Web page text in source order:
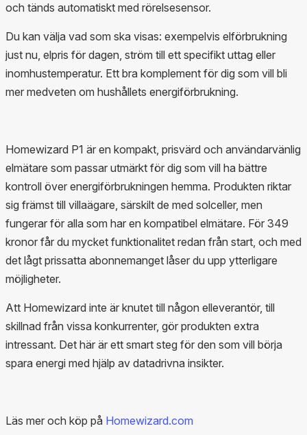
och tänds automatiskt med rörelsesensor.
Du kan välja vad som ska visas: exempelvis elförbrukning
just nu, elpris för dagen, ström till ett specifikt uttag eller
inomhustemperatur. Ett bra komplement för dig som vill bli
mer medveten om hushållets energiförbrukning.
Homewizard P1 är en kompakt, prisvärd och användarvänlig
elmätare som passar utmärkt för dig som vill ha bättre
kontroll över energiförbrukningen hemma. Produkten riktar
sig främst till villaägare, särskilt de med solceller, men
fungerar för alla som har en kompatibel elmätare. För 349
kronor får du mycket funktionalitet redan från start, och med
det lågt prissatta abonnemanget låser du upp ytterligare
möjligheter.
Att Homewizard inte är knutet till någon elleverantör, till
skillnad från vissa konkurrenter, gör produkten extra
intressant. Det här är ett smart steg för den som vill börja
spara energi med hjälp av datadrivna insikter.
Läs mer och köp på Homewizard.com